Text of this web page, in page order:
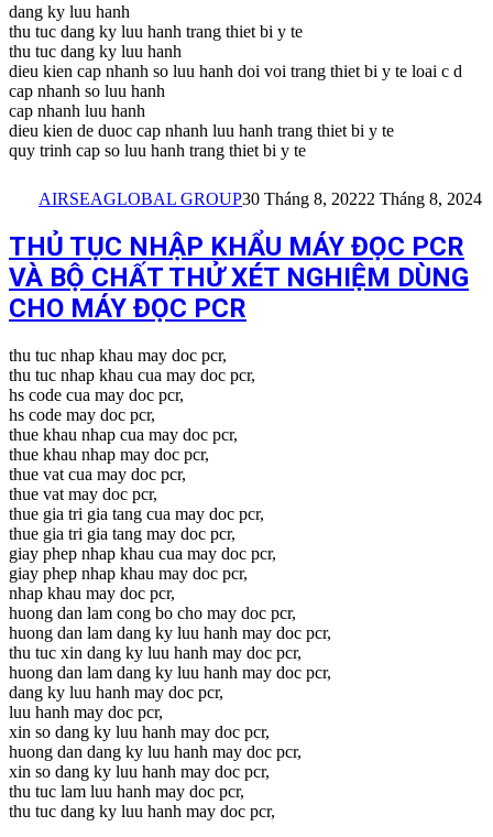
dang ky luu hanh
thu tuc dang ky luu hanh trang thiet bi y te
thu tuc dang ky luu hanh
dieu kien cap nhanh so luu hanh doi voi trang thiet bi y te loai c d
cap nhanh so luu hanh
cap nhanh luu hanh
dieu kien de duoc cap nhanh luu hanh trang thiet bi y te
quy trinh cap so luu hanh trang thiet bi y te
AIRSEAGLOBAL GROUP30 Tháng 8, 20222 Tháng 8, 2024
THỦ TỤC NHẬP KHẨU MÁY ĐỌC PCR
VÀ BỘ CHẤT THỬ XÉT NGHIỆM DÙNG
CHO MÁY ĐỌC PCR
thu tuc nhap khau may doc pcr,
thu tuc nhap khau cua may doc pcr,
hs code cua may doc pcr,
hs code may doc pcr,
thue khau nhap cua may doc pcr,
thue khau nhap may doc pcr,
thue vat cua may doc pcr,
thue vat may doc pcr,
thue gia tri gia tang cua may doc pcr,
thue gia tri gia tang may doc pcr,
giay phep nhap khau cua may doc pcr,
giay phep nhap khau may doc pcr,
nhap khau may doc pcr,
huong dan lam cong bo cho may doc pcr,
huong dan lam dang ky luu hanh may doc pcr,
thu tuc xin dang ky luu hanh may doc pcr,
huong dan lam dang ky luu hanh may doc pcr,
dang ky luu hanh may doc pcr,
luu hanh may doc pcr,
xin so dang ky luu hanh may doc pcr,
huong dan dang ky luu hanh may doc pcr,
xin so dang ky luu hanh may doc pcr,
thu tuc lam luu hanh may doc pcr,
thu tuc dang ky luu hanh may doc pcr,